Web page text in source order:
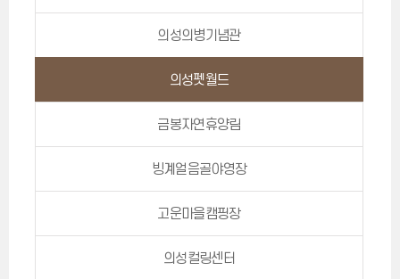
의성의병기념관
의성펫월드
금봉자연휴양림
빙계얼음골야영장
고운마을캠핑장
의성컬링센터